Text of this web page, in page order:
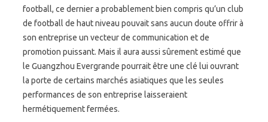
football, ce dernier a probablement bien compris qu’un club
de football de haut niveau pouvait sans aucun doute offrir à
son entreprise un vecteur de communication et de
promotion puissant. Mais il aura aussi sûrement estimé que
le Guangzhou Evergrande pourrait être une clé lui ouvrant
la porte de certains marchés asiatiques que les seules
performances de son entreprise laisseraient
hermétiquement fermées.